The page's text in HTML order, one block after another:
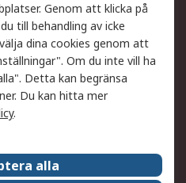
Retur av varor
Spåra din order
Fördelar med RS-konto
Försäljningsvillkor
Genom att klicka på
till behandling av icke
dina cookies genom att
Om du inte vill ha
Detta kan begränsa
Du kan hitta mer
.
alla